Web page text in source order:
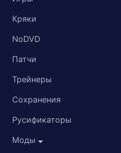
Кряки
NoDVD
Патчи
Трейнеры
Сохранения
Русификаторы
Моды